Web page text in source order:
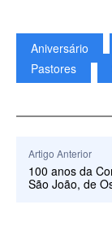
Aniversário
Pastores
Artigo Anterior
100 anos da
São João, de